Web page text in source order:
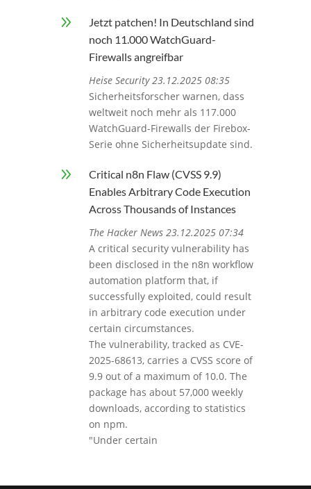
9
Jetzt patchen! In Deutschland sind
noch 11.000 WatchGuard-
Firewalls angreifbar
Heise Security 23.12.2025 08:35
Sicherheitsforscher warnen, dass
weltweit noch mehr als 117.000
WatchGuard-Firewalls der Firebox-
Serie ohne Sicherheitsupdate sind.
9
Critical n8n Flaw (CVSS 9.9)
Enables Arbitrary Code Execution
Across Thousands of Instances
The Hacker News 23.12.2025 07:34
A critical security vulnerability has
been disclosed in the n8n workflow
automation platform that, if
successfully exploited, could result
in arbitrary code execution under
certain circumstances.
The vulnerability, tracked as CVE-
2025-68613, carries a CVSS score of
9.9 out of a maximum of 10.0. The
package has about 57,000 weekly
downloads, according to statistics
on npm.
"Under certain